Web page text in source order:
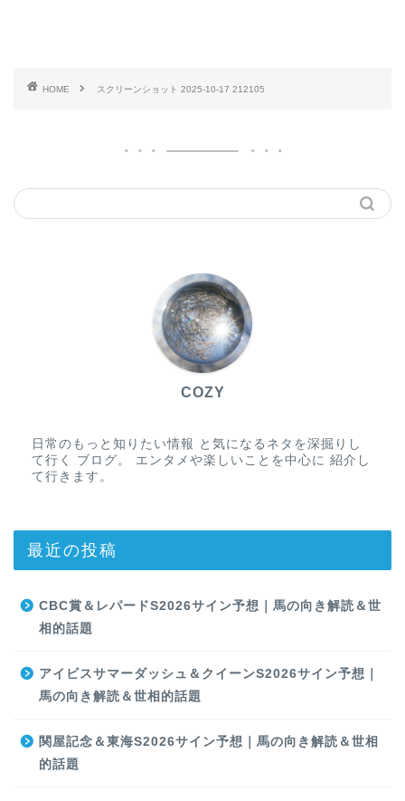
HOME スクリーンショット 2025-10-17 212105
COZY
日常のもっと知りたい情報 と気になるネタを深掘りし
て行く ブログ。 エンタメや楽しいことを中心に 紹介し
て行きます。
最近の投稿
CBC賞＆レパードS2026サイン予想｜馬の向き解読＆世
相的話題
アイビスサマーダッシュ＆クイーンS2026サイン予想｜
馬の向き解読＆世相的話題
関屋記念＆東海S2026サイン予想｜馬の向き解読＆世相
的話題